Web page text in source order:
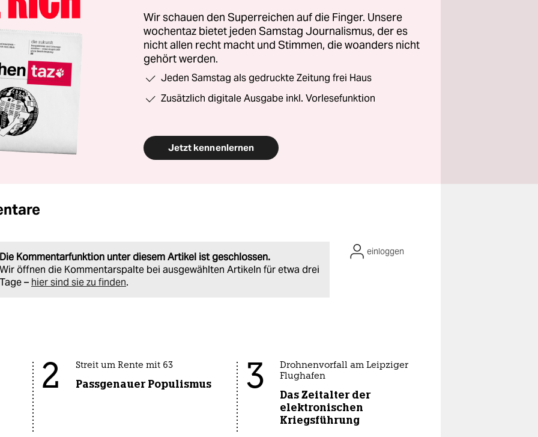
Wir schauen den Superreichen auf die Finger. Unsere
wochentaz bietet jeden Samstag Journalismus, der es
nicht allen recht macht und Stimmen, die woanders nicht
gehört werden.
Jeden Samstag als gedruckte Zeitung frei Haus
Zusätzlich digitale Ausgabe inkl. Vorlesefunktion
Jetzt kennenlernen
Die Kommentarfunktion unter diesem Artikel ist geschlossen.
Wir öffnen die Kommentarspalte bei ausgewählten Artikeln für etwa drei
Tage – hier sind sie zu finden.
einloggen
2 Streit um Rente mit 63
Passgenauer Populismus 3
Drohnenvorfall am Leipziger
Flughafen
Das Zeitalter der
elektronischen
Kriegsführung